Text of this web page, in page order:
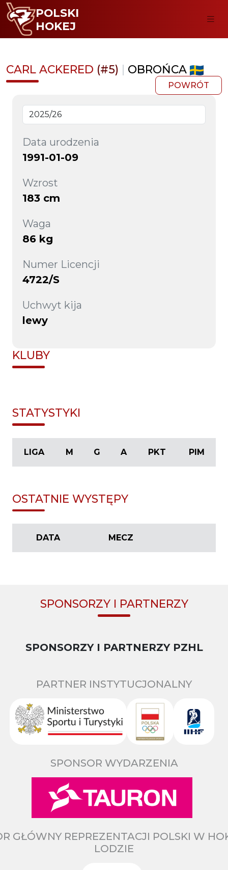
POLSKI
HOKEJ
CARL ACKERED (#5) | OBROŃCA
POWRÓT
Data urodzenia
1991-01-09
Wzrost
183 cm
Waga
86 kg
Numer Licencji
4722/S
Uchwyt kija
lewy
KLUBY
STATYSTYKI
LIGA M G A PKT PIM
OSTATNIE WYSTĘPY
DATA MECZ
SPONSORZY I PARTNERZY
SPONSORZY I PARTNERZY PZHL
PARTNER INSTYTUCJONALNY
SPONSOR WYDARZENIA
GŁÓWNY REPREZENTACJI POLSKI W
LODZIE